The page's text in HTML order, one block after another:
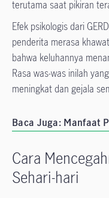
terutama saat pikiran
Efek psikologis dari
penderita merasa
bahwa keluhannya
Rasa was-was inilah
meningkat dan gejala
Baca Juga: Manfaat
Cara
Sehari-hari